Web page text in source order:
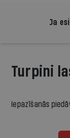
Ja
Turpini
Iepazīšanās